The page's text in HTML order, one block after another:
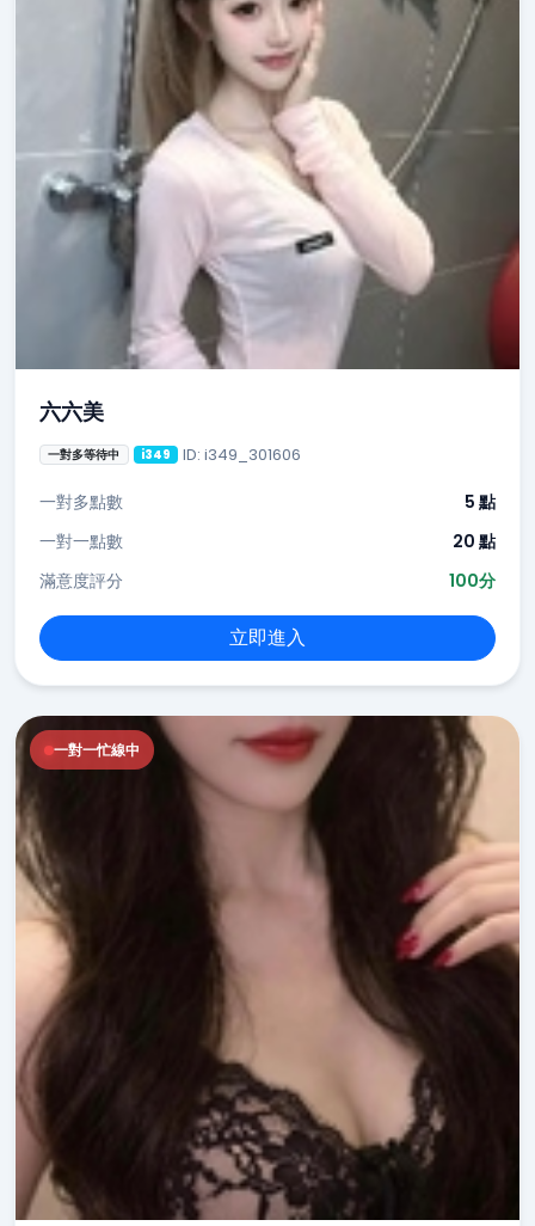
六六美
一對多等待中 i349 ID: i349_301606
一對多點數
5 點
一對一點數
20 點
滿意度評分
100分
立即進入
一對一忙線中